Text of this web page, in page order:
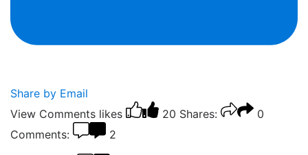
Share by Email
View Comments likes 20 Shares:
0
Comments:
2